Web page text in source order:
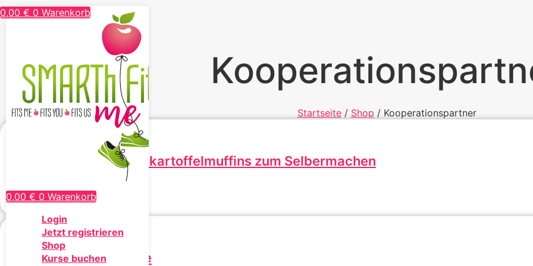
0,00 € 0 Warenkorb
0,00 € 0 Warenkorb
Login
Jetzt registrieren
Shop
Kurse buchen
Startseite/ Shop / Kooperationspartner
Rezept: SMARThe Süßkartoffelmuffins zum Selbermachen
In den Warenkorb
SHEvolution Challenge